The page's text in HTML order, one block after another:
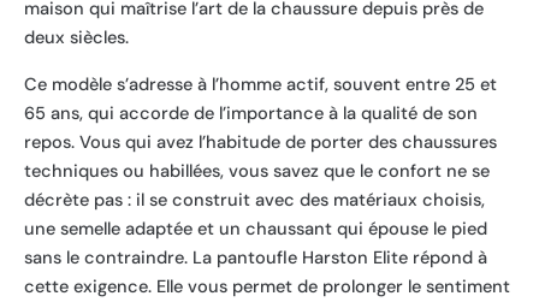
maison qui maîtrise l’art de la chaussure depuis près de
deux siècles.
Ce modèle s’adresse à l’homme actif, souvent entre 25 et
65 ans, qui accorde de l’importance à la qualité de son
repos. Vous qui avez l’habitude de porter des chaussures
techniques ou habillées, vous savez que le confort ne se
décrète pas : il se construit avec des matériaux choisis,
une semelle adaptée et un chaussant qui épouse le pied
sans le contraindre. La pantoufle Harston Elite répond à
cette exigence. Elle vous permet de prolonger le sentiment